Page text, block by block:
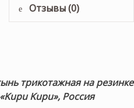
Отзывы (0)
трикотажная на резинке
Kupu», Россия